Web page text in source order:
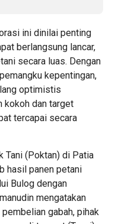
ini dinilai penting
berlangsung lancar,
secara luas. Dengan
kepentingan,
optimistis
kokoh dan target
tercapai secara
Tani (Poktan) di Patia
hasil panen petani
Bulog dengan
mengatakan
gabah, pihak